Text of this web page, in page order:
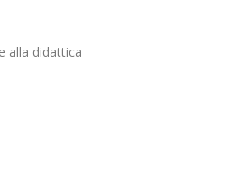
alla didattica